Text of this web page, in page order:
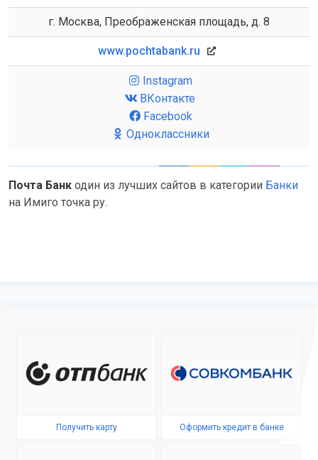
г. Москва, Преображенская площадь, д. 8
www.pochtabank.ru
Instagram
ВКонтакте
Facebook
Одноклассники
Почта Банк один из лучших сайтов в категории Банки
на Имиго точка ру.
Получить карту Оформить кредит в банке